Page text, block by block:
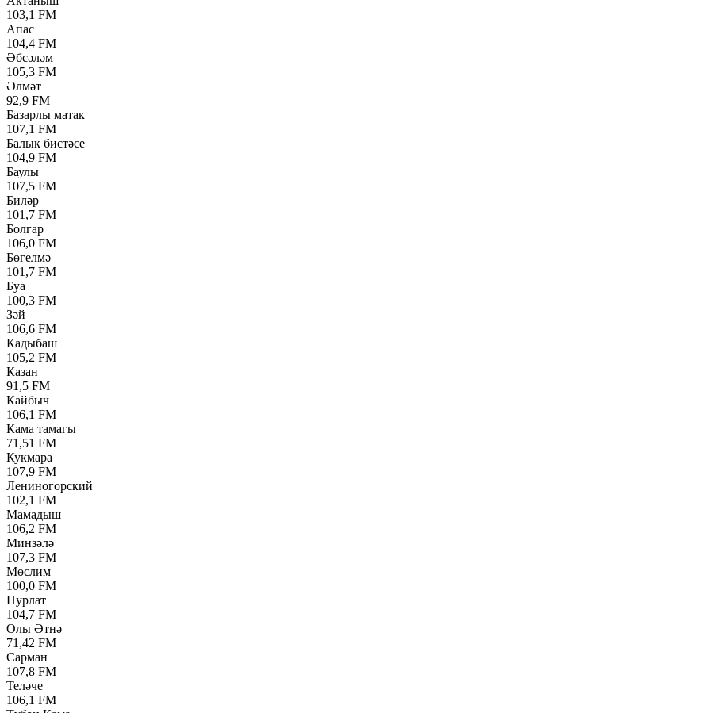
103,1 FM
Апас
104,4 FM
Әбсәләм
105,3 FM
Әлмәт
92,9 FM
Базарлы матак
107,1 FM
Балык бистәсе
104,9 FM
Баулы
107,5 FM
Биләр
101,7 FM
Болгар
106,0 FM
Бөгелмә
101,7 FM
Буа
100,3 FM
Зәй
106,6 FM
Кадыбаш
105,2 FM
Казан
91,5 FM
Кайбыч
106,1 FM
Кама тамагы
71,51 FM
Кукмара
107,9 FM
Лениногорский
102,1 FM
Мамадыш
106,2 FM
Минзәлә
107,3 FM
Мөслим
100,0 FM
Нурлат
104,7 FM
Олы Әтнә
71,42 FM
Сарман
107,8 FM
Теләче
106,1 FM